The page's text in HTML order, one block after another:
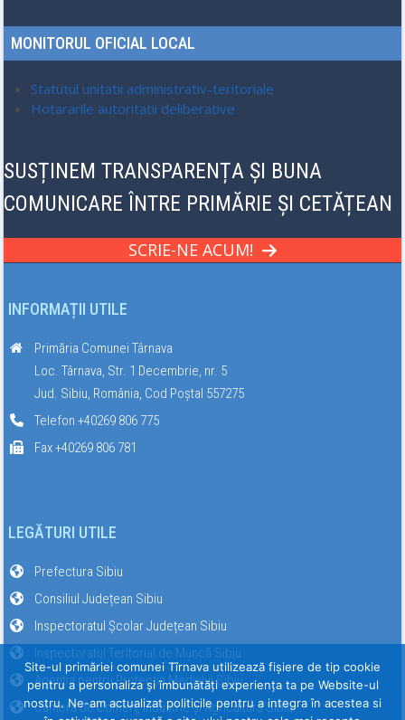
MONITORUL OFICIAL LOCAL
Statutul unitatii administrativ-teritoriale
Hotararile autoritatii deliberative
SUSȚINEM TRANSPARENȚA ȘI BUNA
COMUNICARE ÎNTRE PRIMĂRIE ȘI CETĂȚEAN
SCRIE-NE ACUM!
INFORMAȚII UTILE
Primăria Comunei Târnava
Loc. Târnava, Str. 1 Decembrie, nr. 5
Jud. Sibiu, România, Cod Poștal 557275
Telefon +40269 806 775
Fax +40269 806 781
LEGĂTURI UTILE
Prefectura Sibiu
Consiliul Județean Sibiu
Inspectoratul Școlar Județean Sibiu
Inspectoratul Teritorial de Muncă Sibiu
Agenția pentru Protecția Mediului Sibiu
Camera de Comerț, Industrie și Agricultură Sibiu
Site-ul primăriei comunei Tîrnava utilizează fişiere de tip cookie
pentru a personaliza și îmbunătăți experiența ta pe Website-ul
nostru. Ne-am actualizat politicile pentru a integra în acestea si